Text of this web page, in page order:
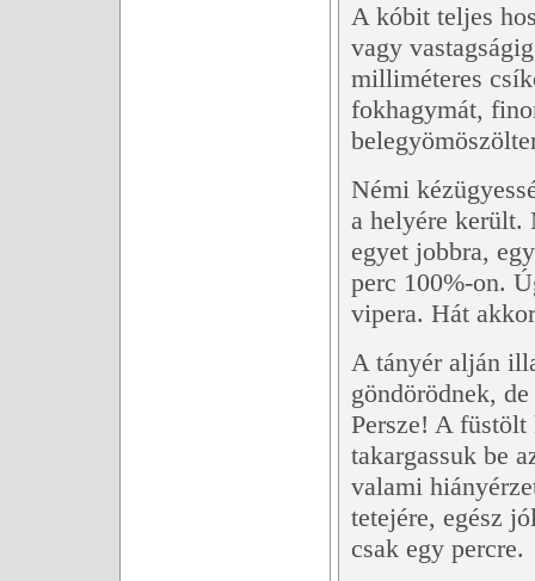
A kóbit teljes
vagy
milliméteres
fokhagymát,
Némi
a helyére került.
egyet jobbra,
perc 100%-on.
vipera. Hát
A tányér alján
göndörödnek,
Persze! A
takargassuk be
valami
tetejére, egész
csak egy percre.